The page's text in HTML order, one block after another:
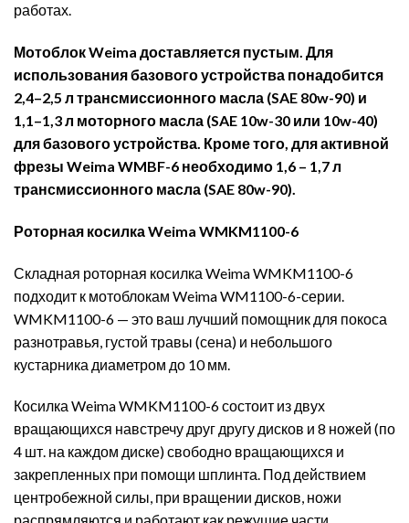
работах.
Мотоблок Weima доставляется пустым. Для
использования базового устройства понадобится
2,4–2,5 л трансмиссионного масла (SAE 80w-90) и
1,1–1,3 л моторного масла (SAE 10w-30 или 10w-40)
для базового устройства. Кроме того, для активной
фрезы Weima WMBF-6 необходимо 1,6 – 1,7 л
трансмиссионного масла (SAE 80w-90).
Роторная косилка Weima WMKM1100-6
Складная роторная косилка Weima WMKM1100-6
подходит к мотоблокам Weima WM1100-6-серии.
WMKM1100-6 — это ваш лучший помощник для покоса
разнотравья, густой травы (сена) и небольшого
кустарника диаметром до 10 мм.
Косилка Weima WMKM1100-6 состоит из двух
вращающихся навстречу друг другу дисков и 8 ножей (по
4 шт. на каждом диске) свободно вращающихся и
закрепленных при помощи шплинта. Под действием
центробежной силы, при вращении дисков, ножи